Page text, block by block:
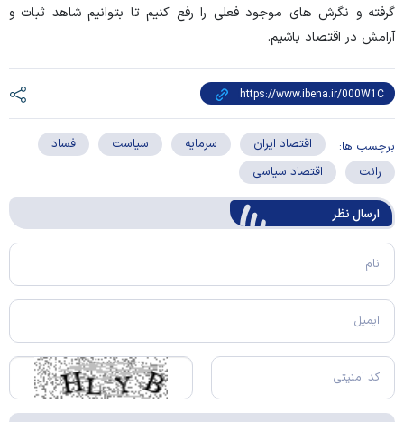
گرفته و نگرش های موجود فعلی را رفع کنیم تا بتوانیم شاهد ثبات و
آرامش در اقتصاد باشیم.
برچسب ها: اقتصاد ایران سرمایه سیاست
فساد
رانت
اقتصاد سیاسی
ارسال‌ نظر